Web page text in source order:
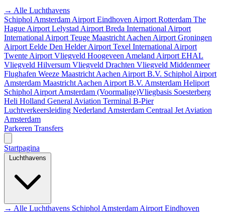
→ Alle Luchthavens
Schiphol Amsterdam Airport Eindhoven Airport Rotterdam The
Hague Airport Lelystad Airport Breda International Airport
International Airport Teuge Maastricht Aachen Airport Groningen
Airport Eelde Den Helder Airport Texel International Airport
Twente Airport Vliegveld Hoogeveen Ameland Airport EHAL
Vliegveld Hilversum Vliegveld Drachten Vliegveld Middenmeer
Flughafen Weeze Maastricht Aachen Airport B.V. Schiphol Airport
Amsterdam Maastricht Aachen Airport B.V. Amsterdam Heliport
Schiphol Airport Amsterdam (Voormalige)Vliegbasis Soesterberg
Heli Holland General Aviation Terminal B-Pier
Luchtverkeersleiding Nederland Amsterdam Centraal Jet Aviation
Amsterdam
Parkeren Transfers
Startpagina
Luchthavens
→ Alle Luchthavens Schiphol Amsterdam Airport Eindhoven